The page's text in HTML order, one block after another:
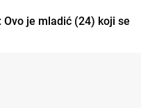
je mladić (24) koji se